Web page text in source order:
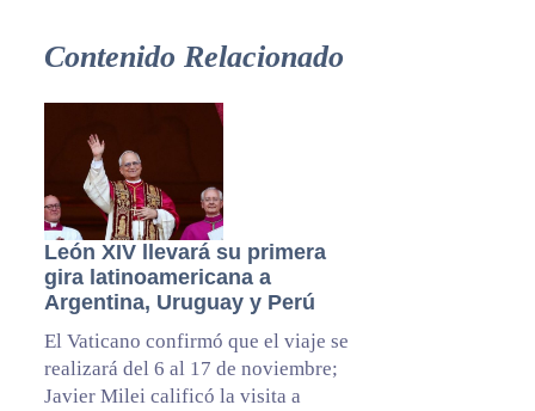
Contenido Relacionado
León XIV llevará su primera
gira latinoamericana a
Argentina, Uruguay y Perú
El Vaticano confirmó que el viaje se
realizará del 6 al 17 de noviembre;
Javier Milei calificó la visita a